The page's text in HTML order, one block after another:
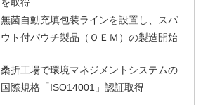
を取得
無菌自動充填包装ラインを設置し、スパ
ウト付パウチ製品（ＯＥＭ）の製造開始
桑折工場で環境マネジメントシステムの
国際規格「ISO14001」認証取得